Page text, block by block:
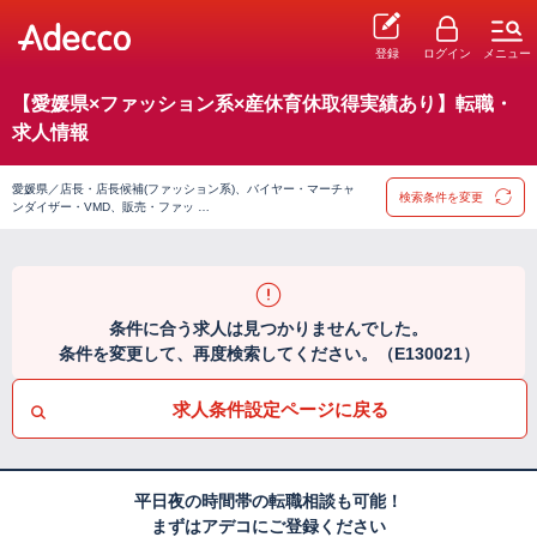
登録 ログイン メニュー
【愛媛県×ファッション系×産休育休取得実績あり】転職・
求人情報
愛媛県／店長・店長候補(ファッション系)、バイヤー・マーチャ
ンダイザー・VMD、販売・ファッ …
検索条件を変更
条件に合う求人は見つかりませんでした。
条件を変更して、再度検索してください。（E130021）
求人条件設定ページに戻る
平日夜の時間帯の転職相談も可能！
まずはアデコにご登録ください